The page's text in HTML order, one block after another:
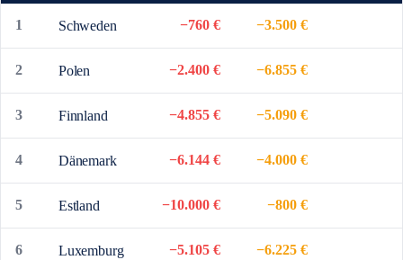
1 Schweden −760 € −3.500 €
2 Polen −2.400 € −6.855 €
3 Finnland −4.855 € −5.090 €
4 Dänemark −6.144 € −4.000 €
5 Estland −10.000 € −800 €
6 Luxemburg −5.105 € −6.225 €